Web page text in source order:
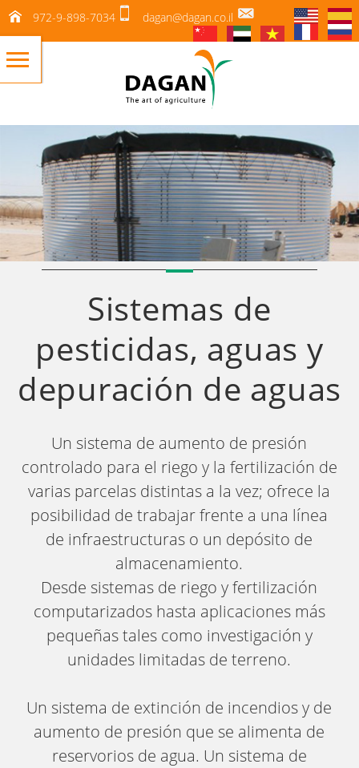
972-9-898-7034 dagan@dagan.co.il
Sistemas de
pesticidas, aguas y
depuración de aguas
Un sistema de aumento de presión
controlado para el riego y la fertilización de
varias parcelas distintas a la vez; ofrece la
posibilidad de trabajar frente a una línea
de infraestructuras o un depósito de
almacenamiento.
Desde sistemas de riego y fertilización
computarizados hasta aplicaciones más
pequeñas tales como investigación y
unidades limitadas de terreno.
Un sistema de extinción de incendios y de
aumento de presión que se alimenta de
reservorios de agua. Un sistema de